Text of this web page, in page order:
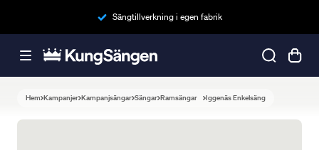
Sängtillverkning i egen fabrik
Hem Kampanjer Kampanjsängar Sängar Ramsängar Iggenäs Enkelsäng